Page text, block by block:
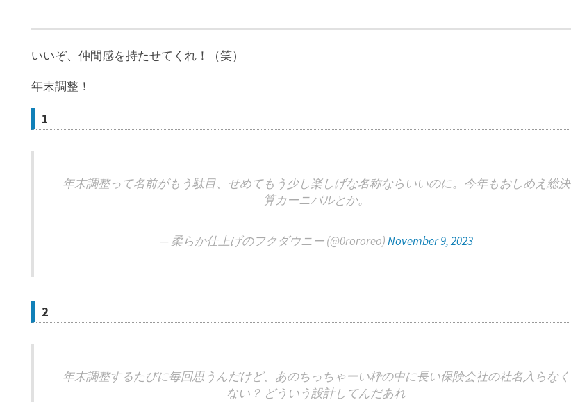
いいぞ、仲間感を持たせてくれ！（笑）
年末調整！
1
年末調整って名前がもう駄目、せめてもう少し楽しげな名称ならいいのに。今年もおしめえ総決
算カーニバルとか。
— 柔らか仕上げのフクダウニー (@0rororeo)November 9, 2023
2
年末調整するたびに毎回思うんだけど、あのちっちゃーい枠の中に長い保険会社の社名入らなく
ない？ どういう設計してんだあれ